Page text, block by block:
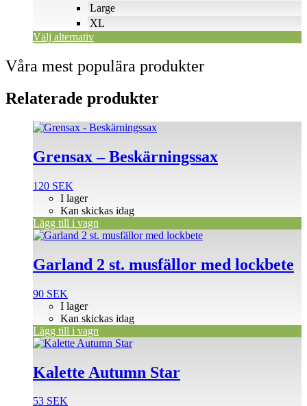
Large
XL
Välj alternativ
produktsidan
Våra mest populära produkter
Relaterade produkter
Grensax – Beskärningssax
120 SEK
I lager
Kan skickas idag
Lägg till i vagn
Garland 2 st. musfällor med lockbete
90 SEK
I lager
Kan skickas idag
Lägg till i vagn
Kalette Autumn Star
53 SEK